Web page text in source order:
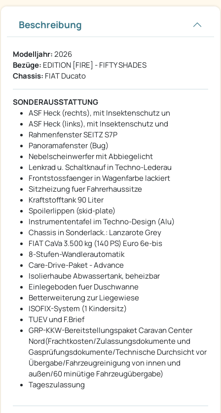
Beschreibung
Modelljahr:2026
Bezüge: EDITION [FIRE] - FIFTY SHADES
Chassis: FIAT Ducato
SONDERAUSSTATTUNG
ASF Heck (rechts), mit Insektenschutz un
ASF Heck (links), mit Insektenschutz und
Rahmenfenster SEITZ S7P
Panoramafenster (Bug)
Nebelscheinwerfer mit Abbiegelicht
Lenkrad u. Schaltknauf in Techno-Lederau
Frontstossfaenger in Wagenfarbe lackiert
Sitzheizung fuer Fahrerhaussitze
Kraftstofftank 90 Liter
Spoilerlippen (skid-plate)
Instrumententafel im Techno-Design (Alu)
Chassis in Sonderlack.: Lanzarote Grey
FIAT CaVa 3.500 kg (140 PS) Euro 6e-bis
8-Stufen-Wandlerautomatik
Care-Drive-Paket - Advance
Isolierhaube Abwassertank, beheizbar
Einlegeboden fuer Duschwanne
Betterweiterung zur Liegewiese
ISOFIX-System (1 Kindersitz)
TUEV und F.Brief
GRP-KKW-Bereitstellungspaket Caravan Center
Nord(Frachtkosten/Zulassungsdokumente und
Gasprüfungsdokumente/Technische Durchsicht vor
Übergabe/Fahrzeugreinigung von innen und
außen/60 minütige Fahrzeugübergabe)
Tageszulassung